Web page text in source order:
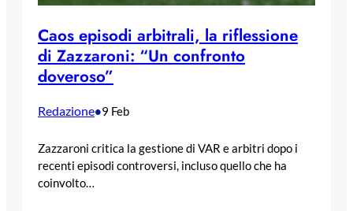
Caos episodi arbitrali, la riflessione
di Zazzaroni: “Un confronto
doveroso”
Redazione•9 Feb
Zazzaroni critica la gestione di VAR e arbitri dopo i
recenti episodi controversi, incluso quello che ha
coinvolto…